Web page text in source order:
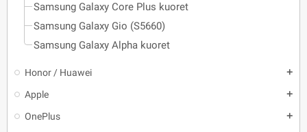
Samsung Galaxy Core Plus kuoret
Samsung Galaxy Gio (S5660)
Samsung Galaxy Alpha kuoret
Honor / Huawei add
Apple add
OnePlus add